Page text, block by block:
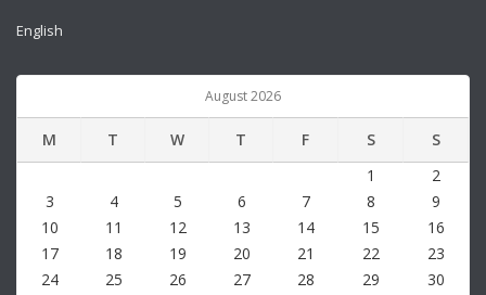
English
August 2026
M T W T F S S
1
2
3
4 5 6 7 8
9
10
11 12 13 14 15
16
17
18 19 20 21 22
23
24
25 26 27 28 29
30